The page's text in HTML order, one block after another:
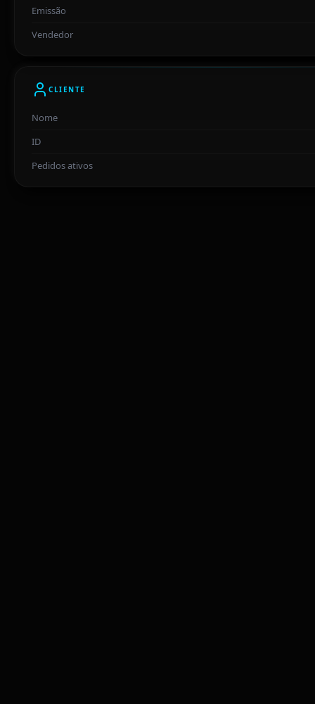
Emissão
Vendedor
CLIENTE
Nome
ID
Pedidos ativos